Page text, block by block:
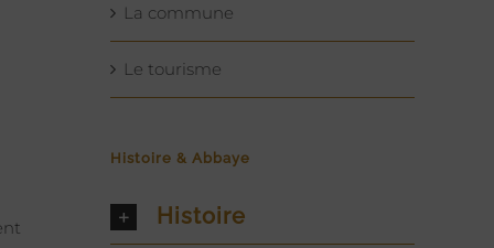
La commune
Le tourisme
Histoire & Abbaye
Histoire